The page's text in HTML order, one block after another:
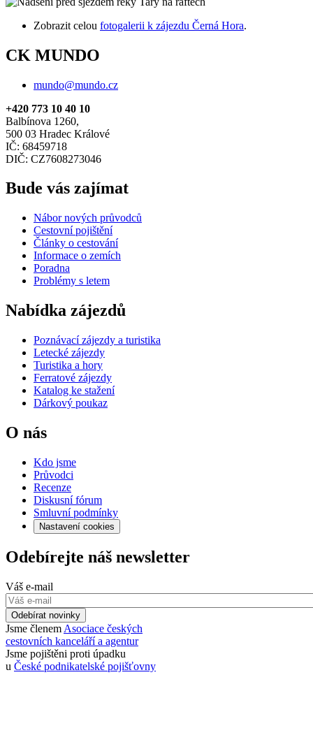
Zobrazit celou fotogalerii k zájezdu Černá Hora.
CK MUNDO
mundo@mundo.cz
+420 773 10 40 10
Balbínova 1260,
500 03 Hradec Králové
IČ: 68459718
DIČ: CZ7608273046
Bude vás zajímat
Nábor nových průvodců
Cestovní pojištění
Články o cestování
Informace o zemích
Poradna
Problémy s letem
Nabídka zájezdů
Poznávací zájezdy a turistika
Letecké zájezdy
Turistika a hory
Ferratové zájezdy
Katalog ke stažení
Dárkový poukaz
O nás
Kdo jsme
Průvodci
Recenze
Diskusní fórum
Smluvní podmínky
Nastavení cookies
Odebírejte náš newsletter
Váš e-mail
Odebírat novinky
Jsme členem Asociace českých
cestovních kanceláří a agentur
Jsme pojištěni proti úpadku
u České podnikatelské pojišťovny